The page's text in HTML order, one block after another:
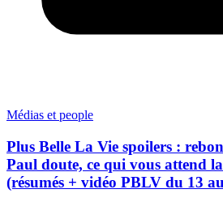
Médias et people
Plus Belle La Vie spoilers :
Paul doute, ce qui vous attend
(résumés + vidéo PBLV du 13